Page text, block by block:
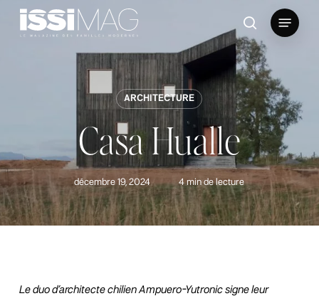
rechercher
Menu
ARCHITECTURE
Casa Hualle
décembre 19, 2024 4 min de lecture
Le duo d’architecte chilien Ampuero-Yutronic signe leur